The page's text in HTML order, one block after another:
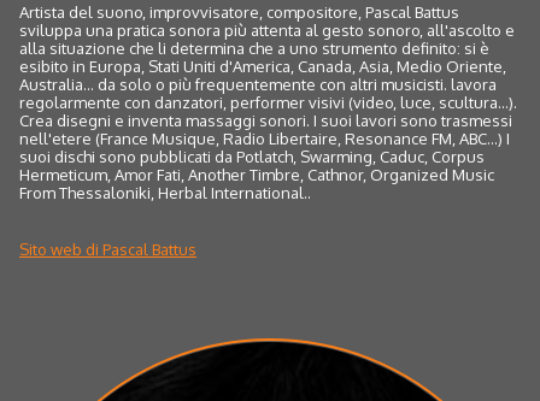
Artista del suono, improvvisatore, compositore, Pascal Battus
sviluppa una pratica sonora più attenta al gesto sonoro, all'ascolto e
alla situazione che li determina che a uno strumento definito: si è
esibito in Europa, Stati Uniti d'America, Canada, Asia, Medio Oriente,
Australia... da solo o più frequentemente con altri musicisti. lavora
regolarmente con danzatori, performer visivi (video, luce, scultura...).
Crea disegni e inventa massaggi sonori. I suoi lavori sono trasmessi
nell'etere (France Musique, Radio Libertaire, Resonance FM, ABC...) I
suoi dischi sono pubblicati da Potlatch, Swarming, Caduc, Corpus
Hermeticum, Amor Fati, Another Timbre, Cathnor, Organized Music
From Thessaloniki, Herbal International..
Sito web di Pascal Battus